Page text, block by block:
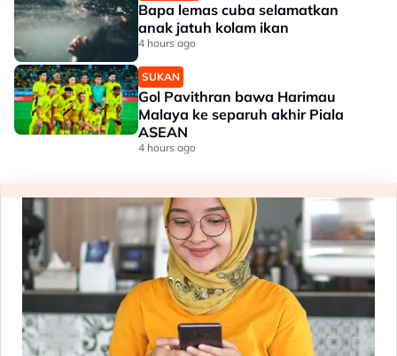
Bapa lemas cuba selamatkan
anak jatuh kolam ikan
4 hours ago
SUKAN
Gol Pavithran bawa Harimau
Malaya ke separuh akhir Piala
ASEAN
4 hours ago